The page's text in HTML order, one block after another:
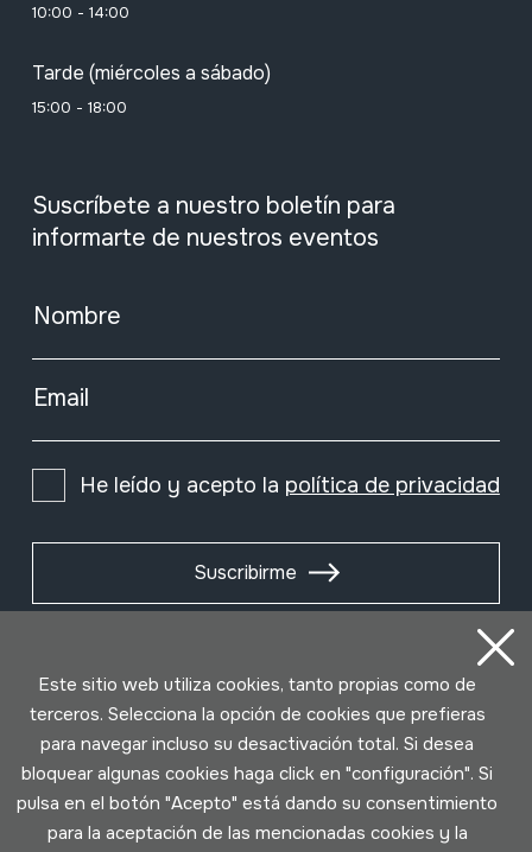
10:00 - 14:00
Tarde (miércoles a sábado)
15:00 - 18:00
Suscríbete a nuestro boletín para
informarte de nuestros eventos
Nombre
Email
He leído y acepto la política de privacidad
Suscribirme
Este sitio web utiliza cookies, tanto propias como de
terceros. Selecciona la opción de cookies que prefieras
para navegar incluso su desactivación total. Si desea
bloquear algunas cookies haga click en "configuración". Si
pulsa en el botón "Acepto" está dando su consentimiento
para la aceptación de las mencionadas cookies y la